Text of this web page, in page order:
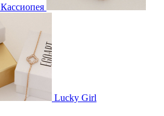
Кассиопея
Lucky Girl